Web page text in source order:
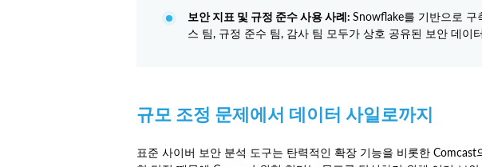
보안 지표 및 규정 준수 사용 사례: Snowflake를 기반으로 구
스 팀, 규정 준수 팀, 감사 팀 모두가 상호 공유된 보안 데이
규모 조정 문제에서 데이터 사일로까지
표준 사이버 보안 분석 도구는 탄력적인 확장 기능을 비롯한